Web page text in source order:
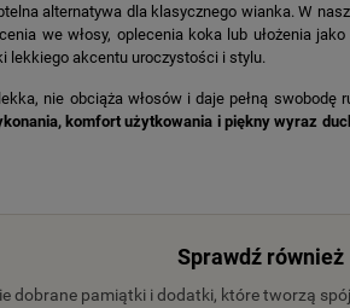
alternatywa dla klasycznego wianka. W
we włosy, oplecenia koka lub ułożenia
lekkiego akcentu uroczystości i stylu.
nie obciąża włosów i daje pełną
komfort użytkowania i piękny wyraz
Sprawdź również
dobrane pamiątki i dodatki, które tworzą